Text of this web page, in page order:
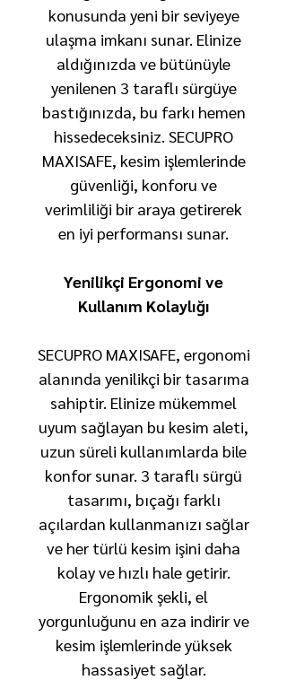
konusunda yeni bir seviyeye
ulaşma imkanı sunar. Elinize
aldığınızda ve bütünüyle
yenilenen 3 taraflı sürgüye
bastığınızda, bu farkı hemen
hissedeceksiniz. SECUPRO
MAXISAFE, kesim işlemlerinde
güvenliği, konforu ve
verimliliği bir araya getirerek
en iyi performansı sunar.
Yenilikçi Ergonomi ve
Kullanım Kolaylığı
SECUPRO MAXISAFE, ergonomi
alanında yenilikçi bir tasarıma
sahiptir. Elinize mükemmel
uyum sağlayan bu kesim aleti,
uzun süreli kullanımlarda bile
konfor sunar. 3 taraflı sürgü
tasarımı, bıçağı farklı
açılardan kullanmanızı sağlar
ve her türlü kesim işini daha
kolay ve hızlı hale getirir.
Ergonomik şekli, el
yorgunluğunu en aza indirir ve
kesim işlemlerinde yüksek
hassasiyet sağlar.